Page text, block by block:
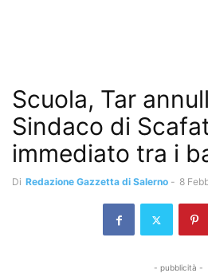
Scuola, Tar
Sindaco di
immediato tra i
Di Redazione Gazzetta di Salerno - 8
- pubblicità -